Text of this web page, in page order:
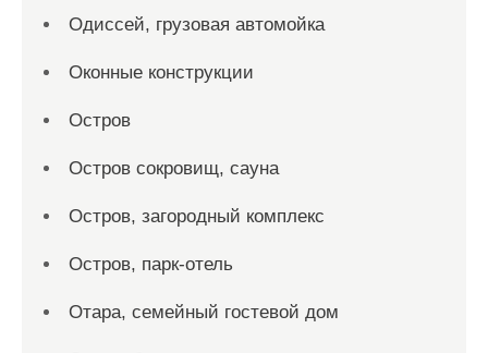
Одиссей, грузовая автомойка
Оконные конструкции
Остров
Остров сокровищ, сауна
Остров, загородный комплекс
Остров, парк-отель
Отара, семейный гостевой дом